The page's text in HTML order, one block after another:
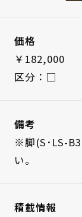
価格
￥182,000
区分：□
備考
※脚(S･LS-
い。
積載情報